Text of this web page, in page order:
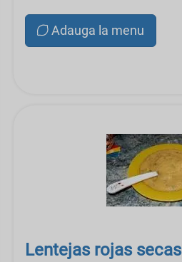
Adauga la menu
Lentejas rojas secas